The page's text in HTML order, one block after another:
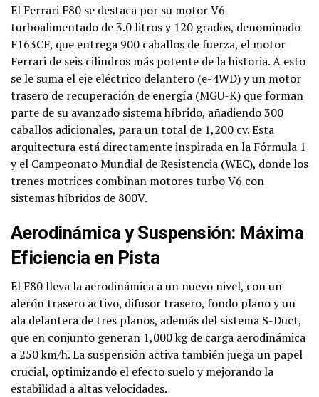
El Ferrari F80 se destaca por su motor V6
turboalimentado de 3.0 litros y 120 grados, denominado
F163CF, que entrega 900 caballos de fuerza, el motor
Ferrari de seis cilindros más potente de la historia. A esto
se le suma el eje eléctrico delantero (e-4WD) y un motor
trasero de recuperación de energía (MGU-K) que forman
parte de su avanzado sistema híbrido, añadiendo 300
caballos adicionales, para un total de 1,200 cv. Esta
arquitectura está directamente inspirada en la Fórmula 1
y el Campeonato Mundial de Resistencia (WEC), donde los
trenes motrices combinan motores turbo V6 con
sistemas híbridos de 800V.
Aerodinámica y Suspensión: Máxima
Eficiencia en Pista
El F80 lleva la aerodinámica a un nuevo nivel, con un
alerón trasero activo, difusor trasero, fondo plano y un
ala delantera de tres planos, además del sistema S-Duct,
que en conjunto generan 1,000 kg de carga aerodinámica
a 250 km/h. La suspensión activa también juega un papel
crucial, optimizando el efecto suelo y mejorando la
estabilidad a altas velocidades.